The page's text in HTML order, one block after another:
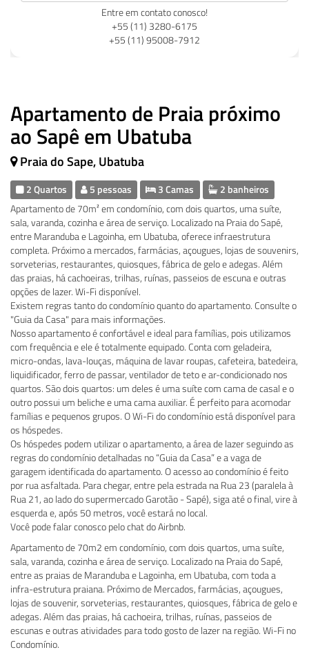
Apartamento de Praia próximo
ao Sapê em Ubatuba
Praia do Sape, Ubatuba
2 Quartos 5 pessoas 3 Camas 2 banheiros
Apartamento de 70m² em condomínio, com dois quartos, uma suíte,
sala, varanda, cozinha e área de serviço. Localizado na Praia do Sapé,
entre Maranduba e Lagoinha, em Ubatuba, oferece infraestrutura
completa. Próximo a mercados, farmácias, açougues, lojas de souvenirs,
sorveterias, restaurantes, quiosques, fábrica de gelo e adegas. Além
das praias, há cachoeiras, trilhas, ruínas, passeios de escuna e outras
opções de lazer. Wi-Fi disponível.
Existem regras tanto do condomínio quanto do apartamento. Consulte o
"Guia da Casa" para mais informações.
Nosso apartamento é confortável e ideal para famílias, pois utilizamos
com frequência e ele é totalmente equipado. Conta com geladeira,
micro-ondas, lava-louças, máquina de lavar roupas, cafeteira, batedeira,
liquidificador, ferro de passar, ventilador de teto e ar-condicionado nos
quartos. São dois quartos: um deles é uma suíte com cama de casal e o
outro possui um beliche e uma cama auxiliar. É perfeito para acomodar
famílias e pequenos grupos. O Wi-Fi do condomínio está disponível para
os hóspedes.
Os hóspedes podem utilizar o apartamento, a área de lazer seguindo as
regras do condomínio detalhadas no “Guia da Casa” e a vaga de
garagem identificada do apartamento. O acesso ao condomínio é feito
por rua asfaltada. Para chegar, entre pela estrada na Rua 23 (paralela à
Rua 21, ao lado do supermercado Garotão - Sapé), siga até o final, vire à
esquerda e, após 50 metros, você estará no local.
Você pode falar conosco pelo chat do Airbnb.
Apartamento de 70m2 em condomínio, com dois quartos, uma suíte,
sala, varanda, cozinha e área de serviço. Localizado na Praia do Sapé,
entre as praias de Maranduba e Lagoinha, em Ubatuba, com toda a
infra-estrutura praiana. Próximo de Mercados, farmácias, açougues,
lojas de souvenir, sorveterias, restaurantes, quiosques, fábrica de gelo e
adegas. Além das praias, há cachoeira, trilhas, ruínas, passeios de
escunas e outras atividades para todo gosto de lazer na região. Wi-Fi no
Condomínio.
Entre em contato conosco!
+55 (11) 3280-6175
+55 (11) 95008-7912